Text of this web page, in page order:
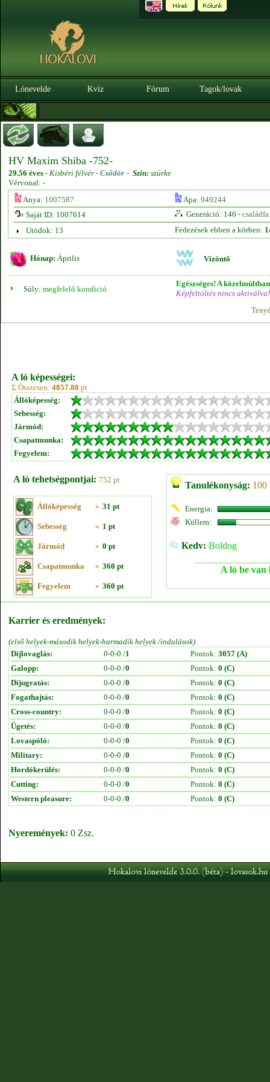
Lónevelde Kvíz Fórum Tagok/lovak
HV Maxim Shiba -752-
29.56 éves - Kisbéri félvér - Csődör - Szín: szürke
Vérvonal: -
Anya: 1007587 Apa: 949244
Saját ID: 1007614
Generáció: 146 - családfa
Utódok: 13
Fedezések ebben a körben:
Hónap: Április Vízöntő
Súly: megfelelő kondíció
Egészséges! A
Képfeltöltés nincs aktiválva!
A ló képességei:
Σ Összesen: 4857.88 pt
Állóképesség:
Sebesség:
Jármód:
Csapatmunka:
Fegyelem:
A ló tehetségpontjai: 752 pt
Állóképesség » 31 pt
Sebesség » 1 pt
Jármód » 0 pt
Csapatmunka » 360 pt
Fegyelem » 360 pt
Tanulékonyság: 100
Energia:
Küllem:
Kedv: Boldog
A ló be van
Karrier és eredmények:
(első helyek-második helyek-harmadik helyek /indulások)
Díjlovaglás:
0-0-0 /1 Pontok: 3057 (A)
Galopp:
0-0-0 /0 Pontok: 0 (C)
Díjugratás:
0-0-0 /0 Pontok: 0 (C)
Fogathajtás:
0-0-0 /0 Pontok: 0 (C)
Cross-country:
0-0-0 /0 Pontok: 0 (C)
Ügetés:
0-0-0 /0 Pontok: 0 (C)
Lovaspóló:
0-0-0 /0 Pontok: 0 (C)
Military:
0-0-0 /0 Pontok: 0 (C)
Hordókerülés:
0-0-0 /0 Pontok: 0 (C)
Cutting:
0-0-0 /0 Pontok: 0 (C)
Western pleasure:
0-0-0 /0 Pontok: 0 (C)
Nyeremények: 0 Zsz.